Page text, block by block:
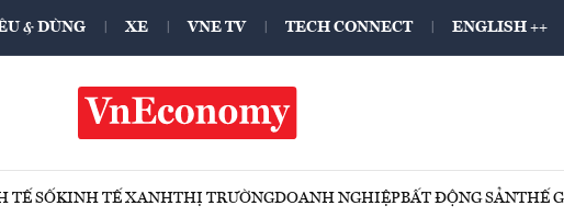
& DÙNG XE VNE TV TECH CONNECT ENGLISH ++
TẾ SỐKINH TẾ XANHTHỊ TRƯỜNGDOANH NGHIỆPBẤT ĐỘNG SẢNTHẾ